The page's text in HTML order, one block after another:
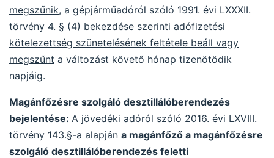
megszűnik, a gépjárműadóról szóló 1991. évi LXXXII.
törvény 4. § (4) bekezdése szerinti adófizetési
kötelezettség szünetelésének feltétele beáll vagy
megszűnt a változást követő hónap tizenötödik
napjáig.
Magánfőzésre szolgáló desztillálóberendezés
bejelentése: A jövedéki adóról szóló 2016. évi LXVIII.
törvény 143.§-a alapján a magánfőző a magánfőzésre
szolgáló desztillálóberendezés feletti